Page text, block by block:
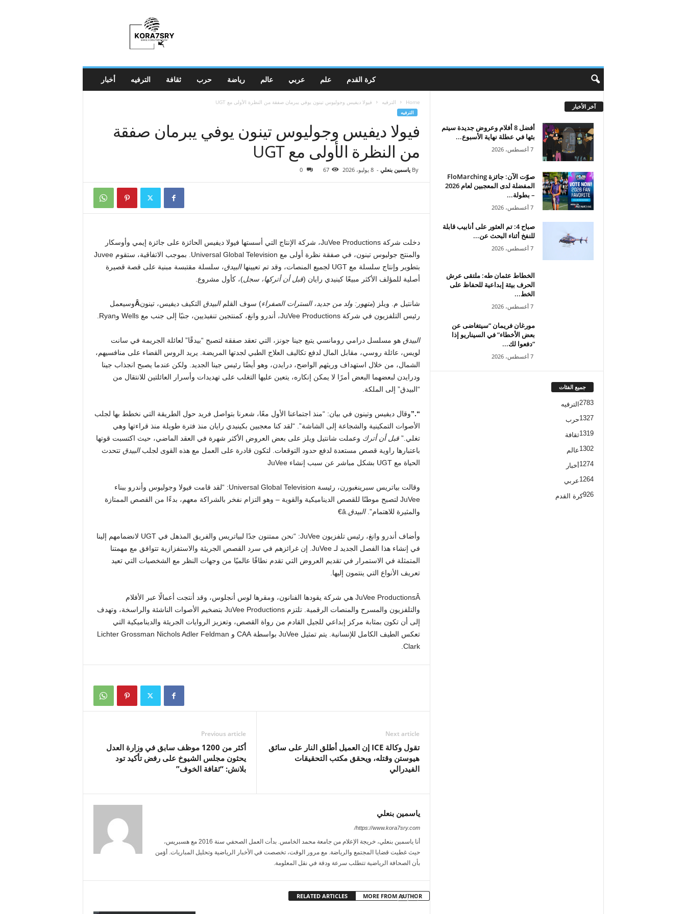
أخبار الترفيه ثقافة حرب رياضة عالم عربي علم كرة القدم
Home الترفيه فيولا ديفيس وجوليوس تينون يوفي يبرمان صفقة من النظرة الأولى مع UGT
الترفيه
فيولا ديفيس وجوليوس تينون يوفي يبرمان صفقة
من النظرة الأولى مع UGT
By ياسمين بنعلي - 8 يوليو، 2026 67
0
دخلت شركة JuVee Productions، شركة الإنتاج التي أسستها فيولا ديفيس الحائزة على جائزة إيمي وأوسكار
والمنتج جوليوس تينون، في صفقة نظرة أولى مع Universal Global Television. بموجب الاتفاقية، ستقوم Juvee
بتطوير وإنتاج سلسلة مع UGT لجميع المنصات، وقد تم تعيينها
البيدق، سلسلة مقتبسة مبنية على قصة قصيرة
أصلية للمؤلف الأكثر مبيعًا كينيدي رايان (قبل أن أتركها، سجل)، كأول مشروع.
شانتيل م. ويلز (متهور: ولد من جديد، السترات الصفراء) سوف القلمالبيدق التكيف ديفيس، تينونÂوسيعمل
رئيس التلفزيون في شركة JuVee Productions، أندرو وانغ، كمنتجين تنفيذيين، جنبًا إلى جنب مع Wells وRyan.
البيدق هو مسلسل درامي رومانسي يتبع جينا جونز، التي تعقد صفقة لتصبح “بيدقًا” لعائلة الجريمة في سانت
لويس، عائلة روسي، مقابل المال لدفع تكاليف العلاج الطبي لجدتها المريضة. يريد الروس القضاء على منافسيهم،
الشمال، من خلال استهداف وريثهم الواضح، درايدن، وهو أيضًا رئيس جينا الجديد. ولكن عندما يصبح انجذاب جينا
ودرايدن لبعضهما البعض أمرًا لا يمكن إنكاره، يتعين عليها التغلب على تهديدات وأسرار العائلتين للانتقال من
“البيدق” إلى الملكة.
“.”وقال ديفيس وتينون في بيان: “منذ اجتماعنا الأول معًا، شعرنا بتواصل فريد حول الطريقة التي نخطط بها لجلب
الأصوات التمكينية والشجاعة إلى الشاشة”. “لقد كنا معجبين بكينيدي رايان منذ فترة طويلة منذ قراءتها وهي
تغلي.”قبل أن أترك وعملت شانتيل ويلز على بعض العروض الأكثر شهرة في العقد الماضي، حيث اكتسبت قوتها
باعتبارها راوية قصص مستعدة لدفع حدود التوقعات. لتكون قادرة على العمل مع هذه القوى لجلبالبيدق تتحدث
الحياة مع UGT بشكل مباشر عن سبب إنشاء JuVee
وقالت بياتريس سبرينغبورن، رئيسة Universal Global Television: “لقد قامت فيولا وجوليوس وأندرو ببناء
JuVee لتصبح موطنًا للقصص الديناميكية والقوية – وهو التزام نفخر بالشراكة معهم، بدءًا من القصص الممتازة
والمثيرة للاهتمام”. البيدق
وأضاف أندرو وانغ، رئيس تلفزيون JuVee: “نحن ممتنون جدًا لبياتريس والفريق المذهل في UGT لانضمامهم إلينا
في إنشاء هذا الفصل الجديد لـ JuVee. إن غرائزهم في سرد ​​القصص الجريئة والاستفزازية تتوافق مع مهمتنا
المتمثلة في الاستمرار في تقديم العروض التي تقدم نطاقًا عالميًا من وجهات النظر مع الشخصيات التي تعيد
تعريف الأنواع التي ينتمون إليها.
JuVee ProductionsÂ هي شركة يقودها الفنانون، ومقرها لوس أنجلوس، وقد أنتجت أعمالًا عبر الأفلام
والتلفزيون والمسرح والمنصات الرقمية. تلتزم JuVee Productions بتضخيم الأصوات الناشئة والراسخة، وتهدف
إلى أن تكون بمثابة مركز إبداعي للجيل القادم من رواة القصص، وتعزيز الروايات الجريئة والديناميكية التي
تعكس الطيف الكامل للإنسانية. يتم تمثيل JuVee بواسطة CAA و Lichter Grossman Nichols Adler Feldman
Clark.
Previous article
أكثر من 1200 موظف سابق في وزارة العدل
يحثون مجلس الشيوخ على رفض تأكيد تود
بلانش: “ثقافة الخوف”
Next article
تقول وكالة ICE إن العميل أطلق النار على سائق
هيوستن وقتله، ويحقق مكتب التحقيقات
الفيدرالي
ياسمين بنعلي
https://www.kora7sry.com/
أنا ياسمين بنعلي، خريجة الإعلام من جامعة محمد الخامس. بدأت العمل الصحفي سنة 2016 مع هسبريس،
حيث غطيت قضايا المجتمع والرياضة. مع مرور الوقت، تخصصت في الأخبار الرياضية وتحليل المباريات. أؤمن
بأن الصحافة الرياضية تتطلب سرعة ودقة في نقل المعلومة.
RELATED ARTICLES MORE FROM AUTHOR
آخر الأخبار
أفضل 8 أفلام وعروض جديدة سيتم
بثها في عطلة نهاية الأسبوع...
7 أغسطس، 2026
صوّت الآن: جائزة FloMarching
المفضلة لدى المعجبين لعام 2026
– بطولة...
7 أغسطس، 2026
صباح 4: تم العثور على أنابيب قابلة
للنفخ أثناء البحث عن...
7 أغسطس، 2026
الخطاط عثمان طه: ملتقى عرش
الحرف بيئة إبداعية للحفاظ على
الخط...
7 أغسطس، 2026
مورغان فريمان “سيتغاضى عن
بعض الأخطاء” في السيناريو إذا
“دفعوا لك...
7 أغسطس، 2026
جميع الفئات
الترفيه 2783
حرب1327
ثقافة1319
عالم1302
أخبار 1274
عربي1264
كرة القدم926